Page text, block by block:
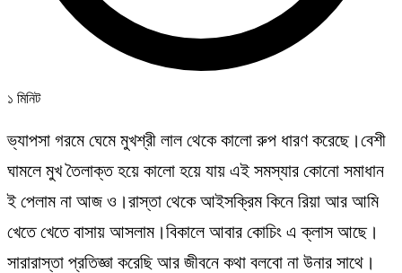
১ মিনিট
ভ্যাপসা গরমে ঘেমে মুখশ্রী লাল থেকে কালো রুপ ধারণ করেছে।বেশী
ঘামলে মুখ তৈলাক্ত হয়ে কালো হয়ে যায় এই সমস্যার কোনো সমাধান
ই পেলাম না আজ ও।রাস্তা থেকে আইসক্রিম কিনে রিয়া আর আমি
খেতে খেতে বাসায় আসলাম।বিকালে আবার কোচিং এ ক্লাস আছে।
সারারাস্তা প্রতিজ্ঞা করেছি আর জীবনে কথা বলবো না উনার সাথে।